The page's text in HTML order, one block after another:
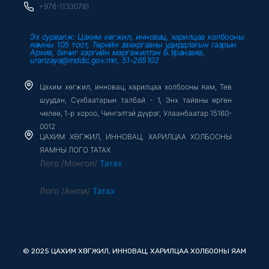
+976-11330781
Эх сурвалж: Цахим хөгжил, инновац, харилцаа холбооны
яамны 105 тоот, Төрийн захиргааны удирдлагын газрын
Архив, бичиг хэргийн мэргэжилтэн Б.Уранзаяа,
uranzaya@mddic.gov.mn, 51-265102
Цахим хөгжил, инновац, харилцаа холбооны яам, Төв
шуудан, Сүхбаатарын талбай - 1, Энх тайвны өргөн
чөлөө, 1-р хороо, Чингэлтэй дүүрэг, Улаанбаатар 15160-
0012
ЦАХИМ ХӨГЖИЛ, ИННОВАЦ, ХАРИЛЦАА ХОЛБООНЫ
ЯАМНЫ ЛОГО ТАТАХ
Лого /Монгол/ Татах
Лого /Англи/ Татах
© 2025 ЦАХИМ ХӨГЖИЛ, ИННОВАЦ, ХАРИЛЦАА ХОЛБООНЫ ЯАМ